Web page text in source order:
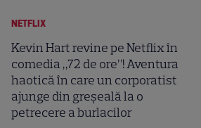
NETFLIX
Kevin Hart revine pe Netflix în
comedia „72 de ore”! Aventura
haotică în care un corporatist
ajunge din greșeală la o
petrecere a burlacilor